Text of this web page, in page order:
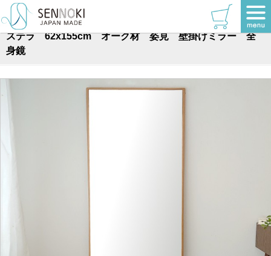
TOP >
ステラ 62x155cm オーク材 姿見 壁掛けミラー 全
身鏡